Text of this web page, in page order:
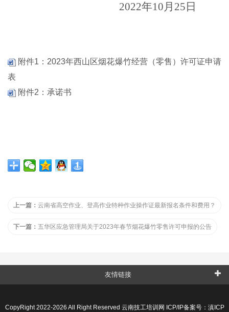
2022年10月 25 日
附件1：2023年西山区烟花爆竹经营（零售）许可证申请
表
附件2：承诺书
上一篇： 云南省高空作业、登高作业特种作业操作证最新报名条件和费用？
下一篇： 五华区应急管理局关于2023年春节烟花爆竹零售许可申报的公告
友情链接
CopyRight 2022-2026 All Right Reserved 云南技工培训网 ICP/IP备案号： 滇ICP